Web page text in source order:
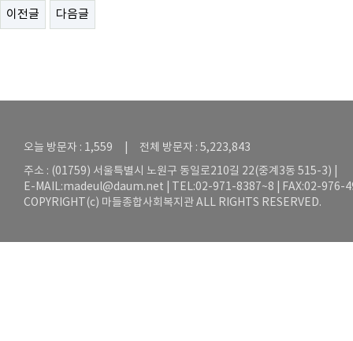
이전글 다음글
오늘 방문자 : 1,559 | 전체 방문자 : 5,223,843
주소 : (01759) 서울특별시 노원구 동일로210길 22(중계3동 515-3) |
E-MAIL:madeul@daum.net | TEL:02-971-8387~8 | FAX:02-976-
COPYRIGHT(c) 마들종합사회복지관 ALL RIGHTS RESERVED.